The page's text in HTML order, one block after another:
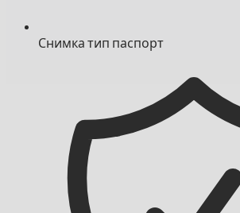
Снимка тип паспорт